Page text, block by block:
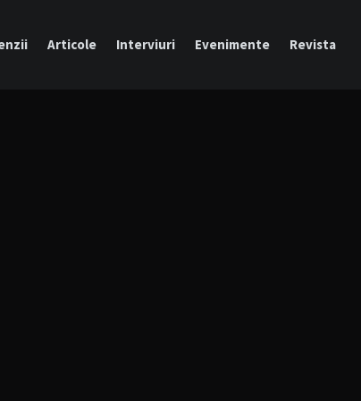
Articole Interviuri Evenimente Revista